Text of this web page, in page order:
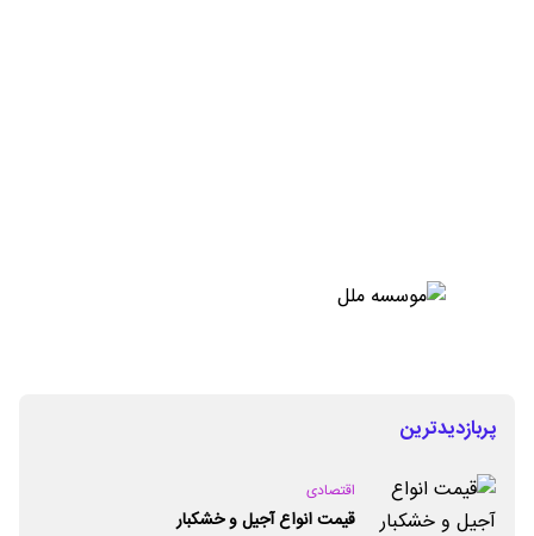
پربازدیدترین
اقتصادی
قیمت انواع آجیل و خشکبار